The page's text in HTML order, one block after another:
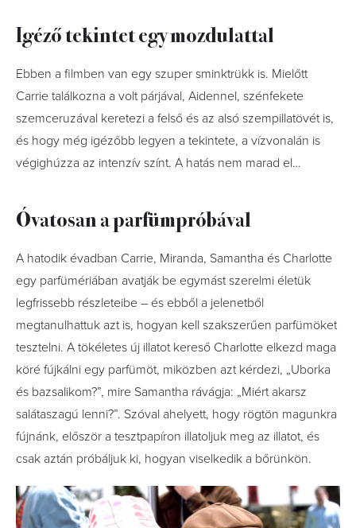
Igéző tekintet egy mozdulattal
Ebben a filmben van egy szuper sminktrükk is. Mielőtt
Carrie találkozna a volt párjával, Aidennel, szénfekete
szemceruzával keretezi a felső és az alsó szempillatövét is,
és hogy még igézőbb legyen a tekintete, a vízvonalán is
végighúzza az intenzív színt. A hatás nem marad el…
Óvatosan a parfümpróbával
A hatodik évadban Carrie, Miranda, Samantha és Charlotte
egy parfümériában avatják be egymást szerelmi életük
legfrissebb részleteibe – és ebből a jelenetből
megtanulhattuk azt is, hogyan kell szakszerűen parfümöket
tesztelni. A tökéletes új illatot kereső Charlotte elkezd maga
köré fújkálni egy parfümöt, miközben azt kérdezi, „Uborka
és bazsalikom?”, mire Samantha rávágja: „Miért akarsz
salátaszagú lenni?”. Szóval ahelyett, hogy rögtön magunkra
fújnánk, először a tesztpapíron illatoljuk meg az illatot, és
csak aztán próbáljuk ki, hogyan viselkedik a bőrünkön.